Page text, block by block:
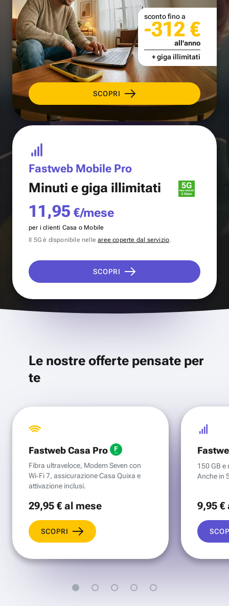
SCOPRI
sconto fino a
-312 €
all'anno
+ giga illimitati
Fastweb Mobile Pro
Minuti e giga illimitati
11,95 €/mese
per i clienti Casa o Mobile
Il 5G è disponibile nellearee coperte dal servizio.
SCOPRI
Le nostre offerte pensate per
te
Fastweb Casa Pro
Fibra ultraveloce, Modem Seven con
Wi‑Fi 7, assicurazione Casa Quixa e
attivazione inclusi.
29,95 €al mese
SCOPRI
150 GB e
Anche in
9,95 €